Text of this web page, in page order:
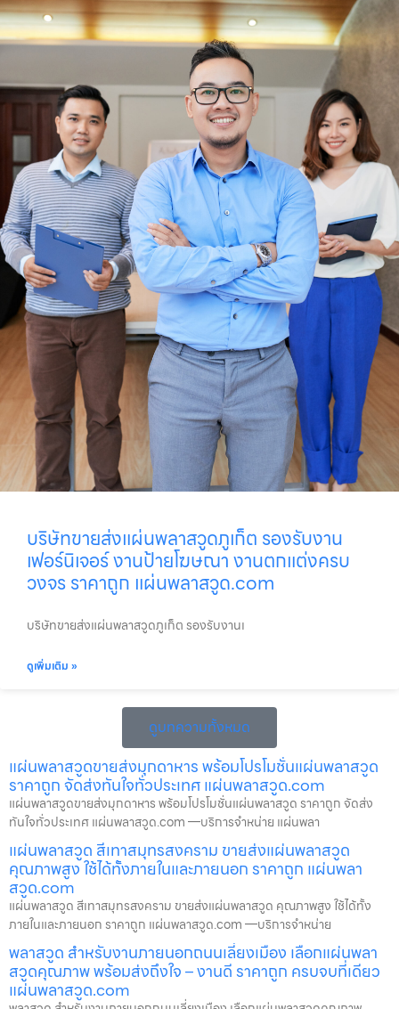
บริษัทขายส่งแผ่นพลาสวูดภูเก็ต รองรับงาน
เฟอร์นิเจอร์ งานป้ายโฆษณา งานตกแต่งครบ
วงจร ราคาถูก แผ่นพลาสวูด.com
บริษัทขายส่งแผ่นพลาสวูดภูเก็ต รองรับงานเ
ดูเพิ่มเติม »
ดูบทความทั้งหมด
แผ่นพลาสวูดขายส่งมุกดาหาร พร้อมโปรโมชั่นแผ่นพลาสวูด
ราคาถูก จัดส่งทันใจทั่วประเทศ แผ่นพลาสวูด.com
แผ่นพลาสวูดขายส่งมุกดาหาร พร้อมโปรโมชั่นแผ่นพลาสวูด ราคาถูก จัดส่ง
ทันใจทั่วประเทศ แผ่นพลาสวูด.com —บริการจำหน่าย แผ่นพลา
แผ่นพลาสวูด สีเทาสมุทรสงคราม ขายส่งแผ่นพลาสวูด
คุณภาพสูง ใช้ได้ทั้งภายในและภายนอก ราคาถูก แผ่นพลา
สวูด.com
แผ่นพลาสวูด สีเทาสมุทรสงคราม ขายส่งแผ่นพลาสวูด คุณภาพสูง ใช้ได้ทั้ง
ภายในและภายนอก ราคาถูก แผ่นพลาสวูด.com —บริการจำหน่าย
พลาสวูด สำหรับงานภายนอกถนนเลี่ยงเมือง เลือกแผ่นพลา
สวูดคุณภาพ พร้อมส่งถึงใจ – งานดี ราคาถูก ครบจบที่เดียว
แผ่นพลาสวูด.com